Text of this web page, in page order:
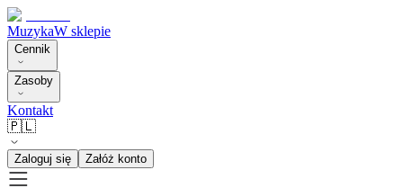
MuzykaW sklepie
Cennik
Zasoby
Kontakt
🇵🇱
Zaloguj się Załóż konto